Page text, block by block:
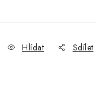
Hlídat Sdílet